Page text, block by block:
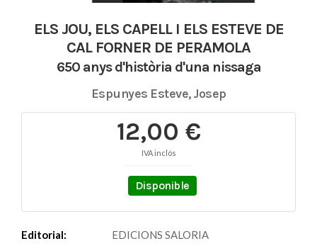
ELS JOU, ELS CAPELL I ELS ESTEVE DE
CAL FORNER DE PERAMOLA
650 anys d'història d'una nissaga
Espunyes Esteve, Josep
12,00 €
IVA inclós
Disponible
Editorial:
EDICIONS SALORIA